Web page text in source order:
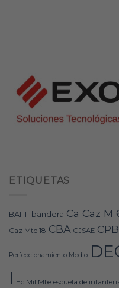
ETIQUETAS
BAI-11 bandera Ca Caz M
Caz Mte 18 CBA CJSAE CPB
Perfeccionamiento Medio
I Ec Mil Mte escuela de